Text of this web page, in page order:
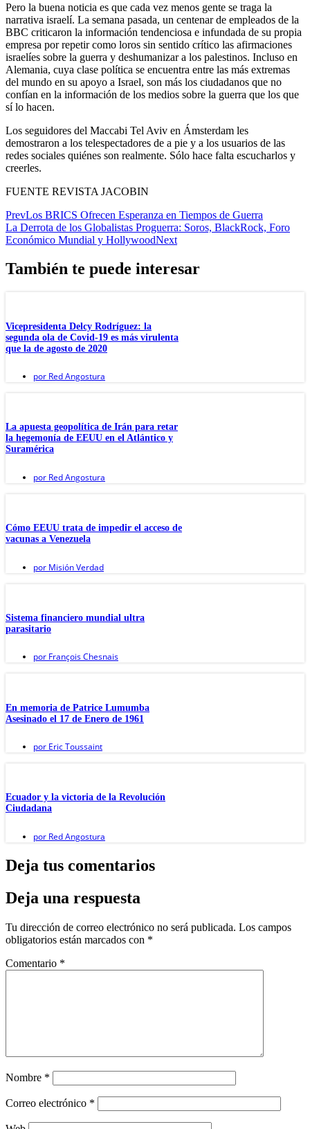
Pero la buena noticia es que cada vez menos gente se traga la
narrativa israelí. La semana pasada, un centenar de empleados de la
BBC criticaron la información tendenciosa e infundada de su propia
empresa por repetir como loros sin sentido crítico las afirmaciones
israelíes sobre la guerra y deshumanizar a los palestinos. Incluso en
Alemania, cuya clase política se encuentra entre las más extremas
del mundo en su apoyo a Israel, son más los ciudadanos que no
confían en la información de los medios sobre la guerra que los que
sí lo hacen.
Los seguidores del Maccabi Tel Aviv en Ámsterdam les
demostraron a los telespectadores de a pie y a los usuarios de las
redes sociales quiénes son realmente. Sólo hace falta escucharlos y
creerles.
FUENTE REVISTA JACOBIN
PrevLos BRICS Ofrecen Esperanza en Tiempos de Guerra
La Derrota de los Globalistas Proguerra: Soros, BlackRock, Foro
Económico Mundial y HollywoodNext
También te puede interesar
Vicepresidenta Delcy Rodríguez: la
segunda ola de Covid-19 es más virulenta
que la de agosto de 2020
por Red Angostura
La apuesta geopolítica de Irán para retar
la hegemonía de EEUU en el Atlántico y
Suramérica
por Red Angostura
Cómo EEUU trata de impedir el acceso de
vacunas a Venezuela
por Misión Verdad
Sistema financiero mundial ultra
parasitario
por François Chesnais
En memoria de Patrice Lumumba
Asesinado el 17 de Enero de 1961
por Eric Toussaint
Ecuador y la victoria de la Revolución
Ciudadana
por Red Angostura
Deja tus comentarios
Deja una respuesta
Tu dirección de correo electrónico no será publicada. Los campos
obligatorios están marcados con *
Comentario *
Nombre *
Correo electrónico *